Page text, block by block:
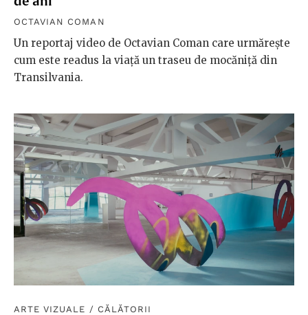
OCTAVIAN COMAN
Un reportaj video de Octavian Coman care urmărește
cum este readus la viață un traseu de mocăniță din
Transilvania.
ARTE VIZUALE / CĂLĂTORII